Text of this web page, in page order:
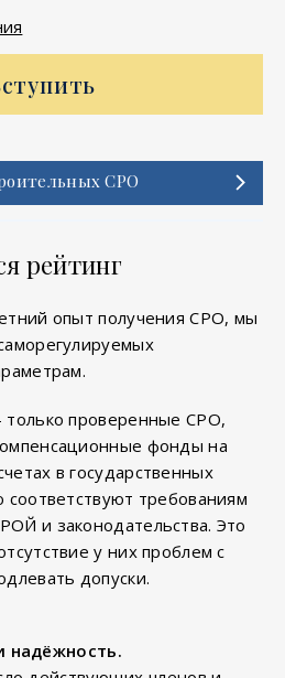
СРО
рейтинг
опыт получения СРО, мы
только проверенные СРО,
фонды на
в государственных
соответствуют требованиям
и законодательства. Это
у них проблем с
допуски.
надёжность.